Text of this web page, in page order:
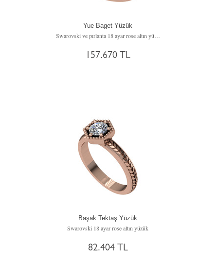
Yue Baget Yüzük
157.670 TL
Başak Tektaş Yüzük
Swarovski 18 ayar rose altın yüzük
82.404 TL